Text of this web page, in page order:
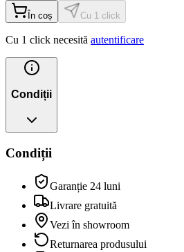
În coș Cu 1 click
Cu 1 click necesită autentificare
Condiții
Condiții
Garanție 24 luni
Livrare gratuită
Vezi în showroom
Returnarea produsului